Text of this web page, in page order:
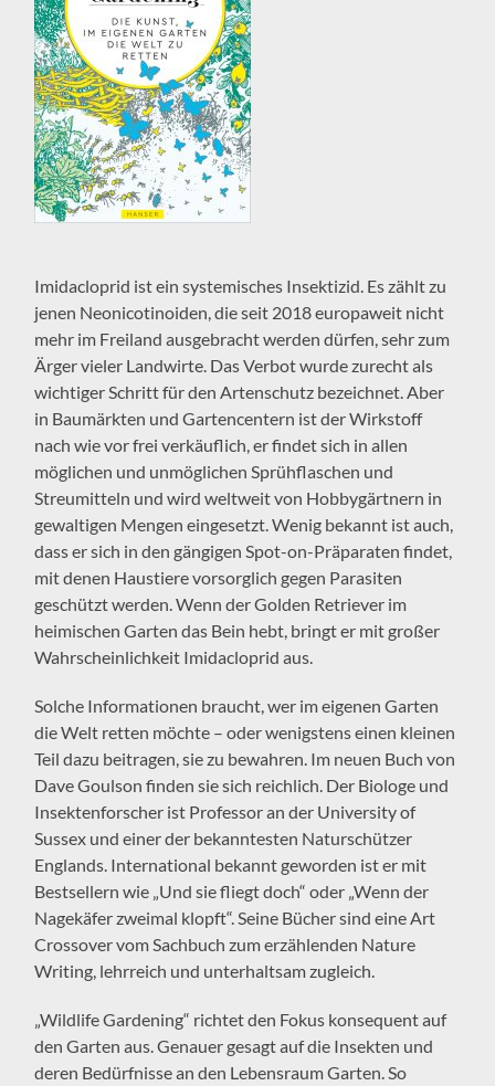
Imidacloprid ist ein systemisches Insektizid. Es zählt zu
jenen Neonicotinoiden, die seit 2018 europaweit nicht
mehr im Freiland ausgebracht werden dürfen, sehr zum
Ärger vieler Landwirte. Das Verbot wurde zurecht als
wichtiger Schritt für den Artenschutz bezeichnet. Aber
in Baumärkten und Gartencentern ist der Wirkstoff
nach wie vor frei verkäuflich, er findet sich in allen
möglichen und unmöglichen Sprühflaschen und
Streumitteln und wird weltweit von Hobbygärtnern in
gewaltigen Mengen eingesetzt. Wenig bekannt ist auch,
dass er sich in den gängigen Spot-on-Präparaten findet,
mit denen Haustiere vorsorglich gegen Parasiten
geschützt werden. Wenn der Golden Retriever im
heimischen Garten das Bein hebt, bringt er mit großer
Wahrscheinlichkeit Imidacloprid aus.
Solche Informationen braucht, wer im eigenen Garten
die Welt retten möchte – oder wenigstens einen kleinen
Teil dazu beitragen, sie zu bewahren. Im neuen Buch von
Dave Goulson finden sie sich reichlich. Der Biologe und
Insektenforscher ist Professor an der University of
Sussex und einer der bekanntesten Naturschützer
Englands. International bekannt geworden ist er mit
Bestsellern wie „Und sie fliegt doch“ oder „Wenn der
Nagekäfer zweimal klopft“. Seine Bücher sind eine Art
Crossover vom Sachbuch zum erzählenden Nature
Writing, lehrreich und unterhaltsam zugleich.
„Wildlife Gardening“ richtet den Fokus konsequent auf
den Garten aus. Genauer gesagt auf die Insekten und
deren Bedürfnisse an den Lebensraum Garten. So